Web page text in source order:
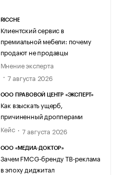
RICCHE
Клиентский сервис в
премиальной мебели: почему
продают не продавцы
Мнение эксперта
7 августа 2026
ООО ПРАВОВОЙ ЦЕНТР «ЭКСПЕРТ»
Как взыскать ущерб,
причиненный дропперами
Кейс
7 августа 2026
ООО «МЕДИА-ДОКТОР»
Зачем FMCG-бренду ТВ-реклама
в эпоху диджитал